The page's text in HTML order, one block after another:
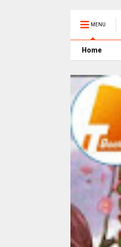
MENU
Home